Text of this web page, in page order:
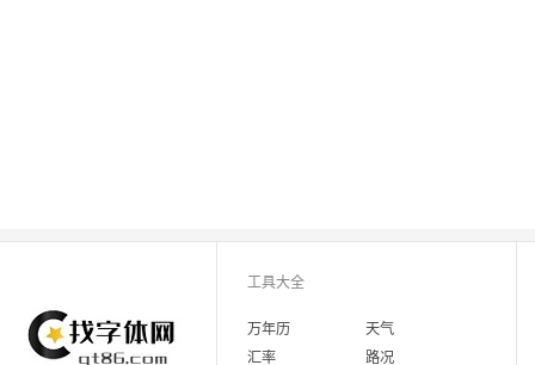
工具大全
万年历
天气
汇率
路况